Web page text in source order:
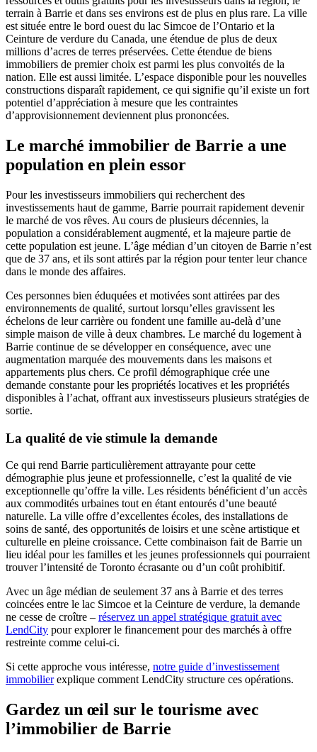
terrain à Barrie et dans ses environs est de plus en plus rare. La ville
est située entre le bord ouest du lac Simcoe de l’Ontario et la
Ceinture de verdure du Canada, une étendue de plus de deux
millions d’acres de terres préservées. Cette étendue de biens
immobiliers de premier choix est parmi les plus convoités de la
nation. Elle est aussi limitée. L’espace disponible pour les nouvelles
constructions disparaît rapidement, ce qui signifie qu’il existe un fort
potentiel d’appréciation à mesure que les contraintes
d’approvisionnement deviennent plus prononcées.
Le marché immobilier de Barrie a une
population en plein essor
Pour les investisseurs immobiliers qui recherchent des
investissements haut de gamme, Barrie pourrait rapidement devenir
le marché de vos rêves. Au cours de plusieurs décennies, la
population a considérablement augmenté, et la majeure partie de
cette population est jeune. L’âge médian d’un citoyen de Barrie n’est
que de 37 ans, et ils sont attirés par la région pour tenter leur chance
dans le monde des affaires.
Ces personnes bien éduquées et motivées sont attirées par des
environnements de qualité, surtout lorsqu’elles gravissent les
échelons de leur carrière ou fondent une famille au-delà d’une
simple maison de ville à deux chambres. Le marché du logement à
Barrie continue de se développer en conséquence, avec une
augmentation marquée des mouvements dans les maisons et
appartements plus chers. Ce profil démographique crée une
demande constante pour les propriétés locatives et les propriétés
disponibles à l’achat, offrant aux investisseurs plusieurs stratégies de
sortie.
La qualité de vie stimule la demande
Ce qui rend Barrie particulièrement attrayante pour cette
démographie plus jeune et professionnelle, c’est la qualité de vie
exceptionnelle qu’offre la ville. Les résidents bénéficient d’un accès
aux commodités urbaines tout en étant entourés d’une beauté
naturelle. La ville offre d’excellentes écoles, des installations de
soins de santé, des opportunités de loisirs et une scène artistique et
culturelle en pleine croissance. Cette combinaison fait de Barrie un
lieu idéal pour les familles et les jeunes professionnels qui pourraient
trouver l’intensité de Toronto écrasante ou d’un coût prohibitif.
Avec un âge médian de seulement 37 ans à Barrie et des terres
coincées entre le lac Simcoe et la Ceinture de verdure, la demande
ne cesse de croître – réservez un appel stratégique gratuit avec
LendCity pour explorer le financement pour des marchés à offre
restreinte comme celui-ci.
Si cette approche vous intéresse, notre guide d’investissement
immobilierexplique comment LendCity structure ces opérations.
Gardez un œil sur le tourisme avec
l’immobilier de Barrie